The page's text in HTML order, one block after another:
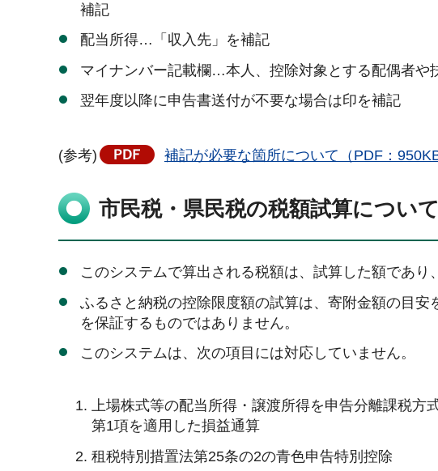
補記
配当所得…「収入先」を補記
マイナンバー記載欄…本人、控除対象とする配偶者や
翌年度以降に申告書送付が不要な場合は印を補記
(参考) 補記が必要な箇所について（PDF：950KB
市民税・県民税の税額試算につい
このシステムで算出される税額は、試算した額であり
ふるさと納税の控除限度額の試算は、寄附金額の目
を保証するものではありません。
このシステムは、次の項目には対応していません。
上場株式等の配当所得・譲渡所得を申告分離課税
第1項を適用した損益通算
租税特別措置法第25条の2の青色申告特別控除